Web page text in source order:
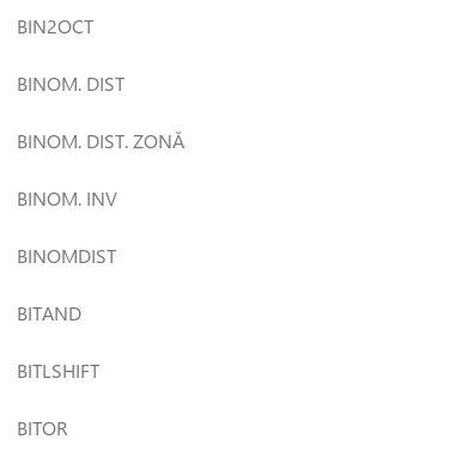
BIN2OCT
BINOM. DIST
BINOM. DIST. ZONĂ
BINOM. INV
BINOMDIST
BITAND
BITLSHIFT
BITOR